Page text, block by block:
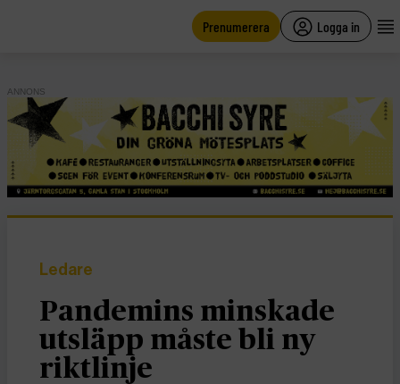
Prenumerera Logga in
ANNONS
Ledare
Pandemins minskade
utsläpp måste bli ny
riktlinje